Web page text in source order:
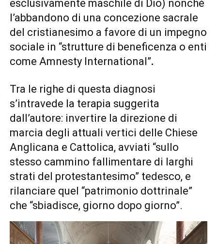
esclusivamente maschile di Dio) nonché
l’abbandono di una concezione sacrale
del cristianesimo a favore di un impegno
sociale in “strutture di beneficenza o enti
come Amnesty International”.
Tra le righe di questa diagnosi
s’intravede la terapia suggerita
dall’autore: invertire la direzione di
marcia degli attuali vertici delle Chiese
Anglicana e Cattolica, avviati “sullo
stesso cammino fallimentare di larghi
strati del protestantesimo” tedesco, e
rilanciare quel “patrimonio dottrinale”
che “sbiadisce, giorno dopo giorno”.